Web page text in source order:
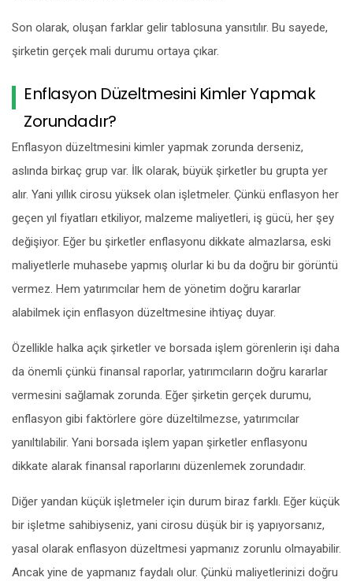
Son olarak, oluşan farklar gelir tablosuna yansıtılır. Bu sayede,
şirketin gerçek mali durumu ortaya çıkar.
Enflasyon Düzeltmesini Kimler Yapmak
Zorundadır?
Enflasyon düzeltmesini kimler yapmak zorunda derseniz,
aslında birkaç grup var. İlk olarak, büyük şirketler bu grupta yer
alır. Yani yıllık cirosu yüksek olan işletmeler. Çünkü enflasyon her
geçen yıl fiyatları etkiliyor, malzeme maliyetleri, iş gücü, her şey
değişiyor. Eğer bu şirketler enflasyonu dikkate almazlarsa, eski
maliyetlerle muhasebe yapmış olurlar ki bu da doğru bir görüntü
vermez. Hem yatırımcılar hem de yönetim doğru kararlar
alabilmek için enflasyon düzeltmesine ihtiyaç duyar.
Özellikle halka açık şirketler ve borsada işlem görenlerin işi daha
da önemli çünkü finansal raporlar, yatırımcıların doğru kararlar
vermesini sağlamak zorunda. Eğer şirketin gerçek durumu,
enflasyon gibi faktörlere göre düzeltilmezse, yatırımcılar
yanıltılabilir. Yani borsada işlem yapan şirketler enflasyonu
dikkate alarak finansal raporlarını düzenlemek zorundadır.
Diğer yandan küçük işletmeler için durum biraz farklı. Eğer küçük
bir işletme sahibiyseniz, yani cirosu düşük bir iş yapıyorsanız,
yasal olarak enflasyon düzeltmesi yapmanız zorunlu olmayabilir.
Ancak yine de yapmanız faydalı olur. Çünkü maliyetlerinizi doğru